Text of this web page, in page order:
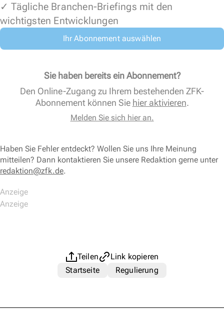
✓ Tägliche Branchen-Briefings mit den
wichtigsten Entwicklungen
Ihr Abonnement auswählen
Sie haben bereits ein Abonnement?
Den Online-Zugang zu Ihrem bestehenden ZFK-
Abonnement können Sie hier aktivieren.
Melden Sie sich hier an.
Haben Sie Fehler entdeckt? Wollen Sie uns Ihre Meinung
mitteilen? Dann kontaktieren Sie unsere Redaktion gerne unter
redaktion@zfk.de.
Teilen
Link kopieren
Startseite
Regulierung